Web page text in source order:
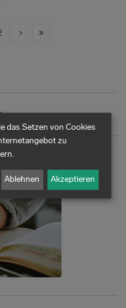
das Setzen von Cookies
zu
Ablehnen Akzeptieren